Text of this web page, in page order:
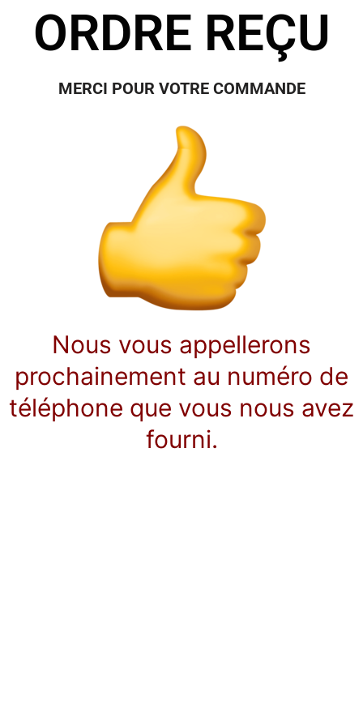
ORDRE REÇU
MERCI POUR VOTRE COMMANDE
Nous vous appellerons
prochainement au numéro de
téléphone que vous nous avez
fourni.